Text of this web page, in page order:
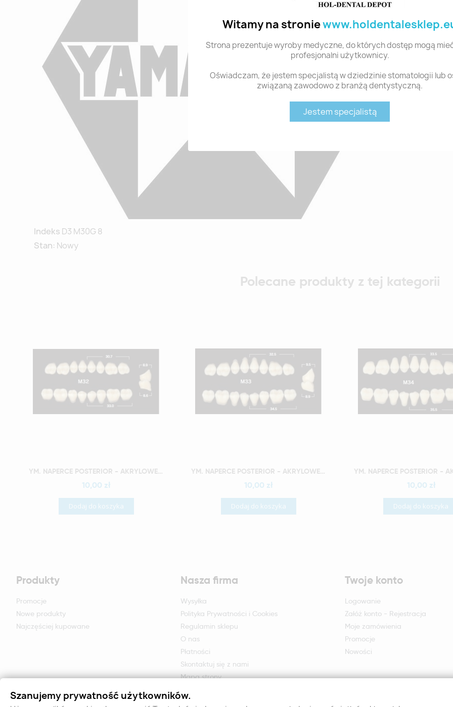
Witamy na stronie
Strona prezentuje wyroby medyczne, do których dostęp mogą
profesjonalni użytkownicy.
Oświadczam, że jestem specjalistą w dziedzinie stomatologii lub
związaną zawodowo z branżą dentystyczną.
Jestem specjalistą
Indeks D3 M30G 8
Stan: Nowy
Polecane produkty z tej kategorii
Szybki podgląd YM. NAPERCE POSTERIOR - AKRYLOWE ZĘBY SZTUCZNE - D3-M32G
10,00 zł
Dodaj do koszyka
Szybki podgląd YM. NAPERCE POSTERIOR - AKRYLOWE ZĘBY SZTUCZNE - D3-M33G
10,00 zł
Dodaj do koszyka
Szybki podgląd
10,00 zł
Dodaj do koszyka
Produkty
Promocje
Nowe produkty
Najczęściej kupowane
Nasza firma
Wysyłka
Polityka Prywatności i Cookies
Regulamin sklepu
O nas
Płatności
Skontaktuj się z nami
Mapa strony
Twoje konto
Logowanie
Załóż konto - Rejestracja
Moje zamówienia
Promocje
Nowości
Szanujemy prywatność użytkowników.